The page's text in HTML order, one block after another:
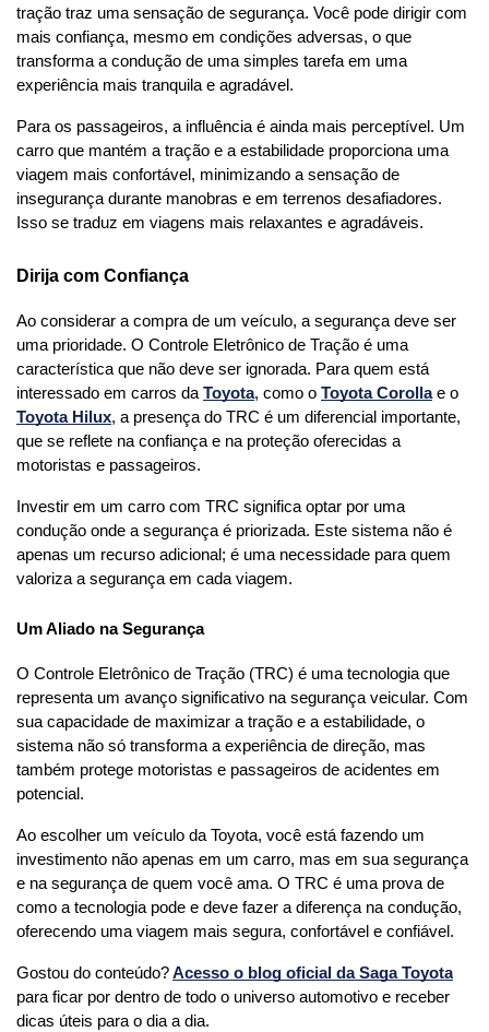
tração traz uma sensação de segurança. Você pode dirigir com
mais confiança, mesmo em condições adversas, o que
transforma a condução de uma simples tarefa em uma
experiência mais tranquila e agradável.
Para os passageiros, a influência é ainda mais perceptível. Um
carro que mantém a tração e a estabilidade proporciona uma
viagem mais confortável, minimizando a sensação de
insegurança durante manobras e em terrenos desafiadores.
Isso se traduz em viagens mais relaxantes e agradáveis.
Dirija com Confiança
Ao considerar a compra de um veículo, a segurança deve ser
uma prioridade. O Controle Eletrônico de Tração é uma
característica que não deve ser ignorada. Para quem está
interessado em carros da Toyota, como o Toyota Corolla
Toyota Hilux, a presença do TRC é um diferencial importante,
que se reflete na confiança e na proteção oferecidas a
motoristas e passageiros.
Investir em um carro com TRC significa optar por uma
condução onde a segurança é priorizada. Este sistema não é
apenas um recurso adicional; é uma necessidade para quem
valoriza a segurança em cada viagem.
Um Aliado na Segurança
O Controle Eletrônico de Tração (TRC) é uma tecnologia que
representa um avanço significativo na segurança veicular. Com
sua capacidade de maximizar a tração e a estabilidade, o
sistema não só transforma a experiência de direção, mas
também protege motoristas e passageiros de acidentes em
potencial.
Ao escolher um veículo da Toyota, você está fazendo um
investimento não apenas em um carro, mas em sua segurança
e na segurança de quem você ama. O TRC é uma prova de
como a tecnologia pode e deve fazer a diferença na condução,
oferecendo uma viagem mais segura, confortável e confiável.
Gostou do conteúdo?Acesso o blog oficial da Saga Toyota
para ficar por dentro de todo o universo automotivo e receber
dicas úteis para o dia a dia.